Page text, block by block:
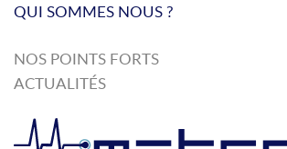
QUI SOMMES NOUS ?
NOS POINTS FORTS
ACTUALITÉS